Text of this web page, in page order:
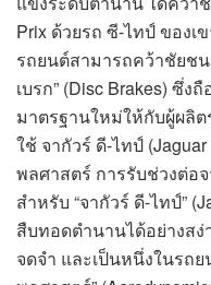
Prix ด้วยรถ ซี-ไทป์ ของ
รถยนต์สามารถคว้าชัยช
เบรก” (Disc Brakes) ซึ่
มาตรฐานใหม่ให้กับผู้ผลิ
ใช้ จากัวร์ ดี-ไทป์
พลศาสตร์ การรับช่วงต่อ
สำหรับ “จากัวร์ ดี-ไทป์”
สืบทอดตำนานได้อย่างส
จดจำ และเป็นหนึ่งในรถ